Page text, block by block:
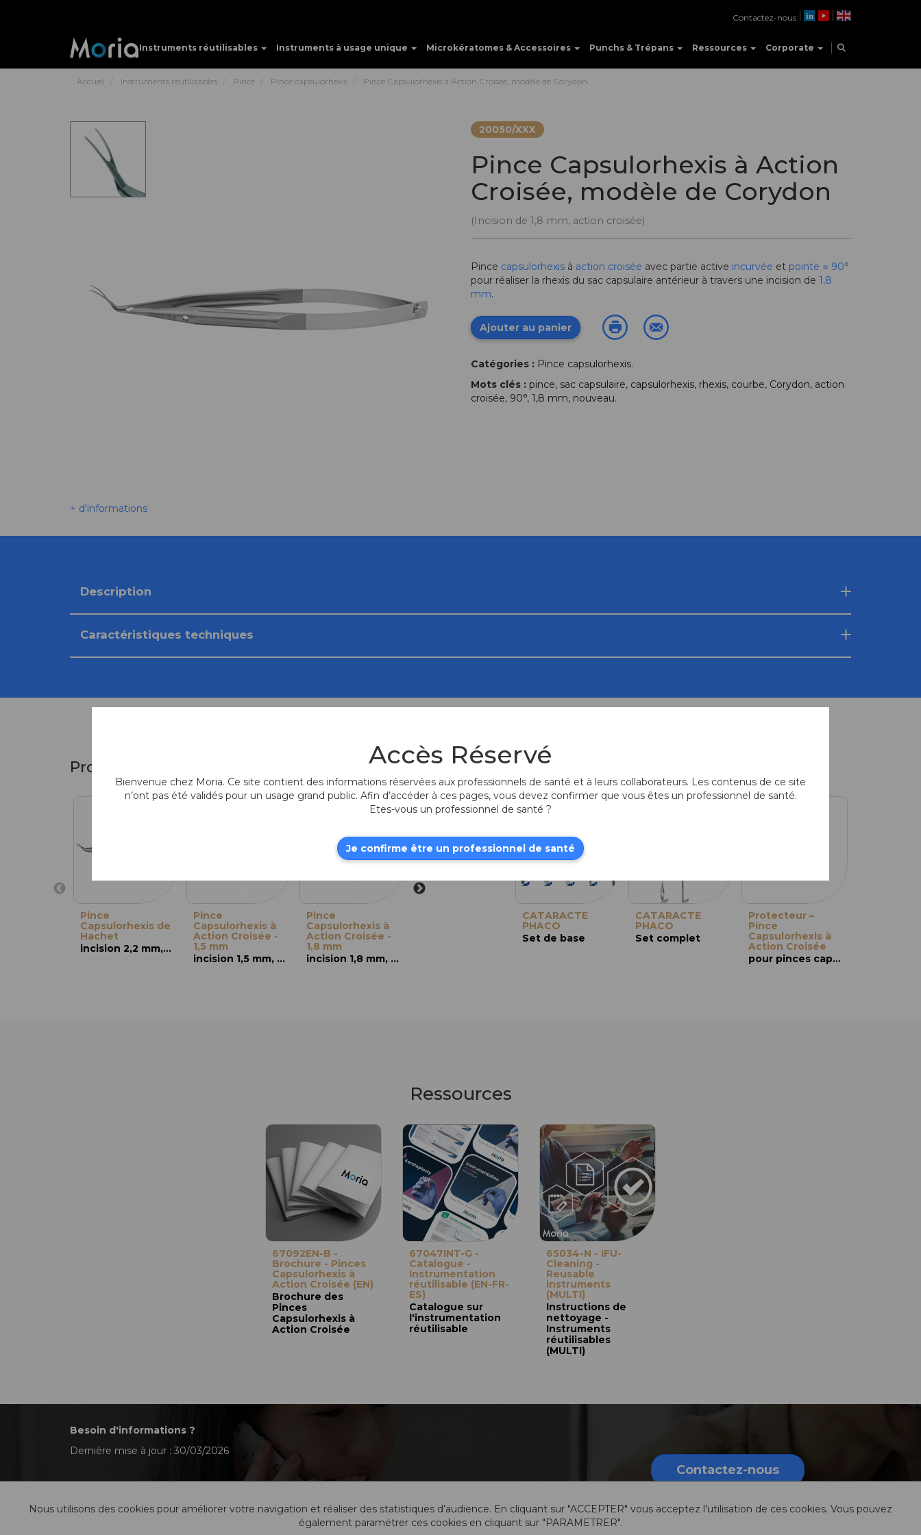
Instruments réutilisables Instruments à usage unique Microkératomes & Accessoires Punchs & Trépans Ressources Corporate
Contactez-nous
Accueil Instruments réutilisables Pince Pince capsulorhexis Pince Capsulorhexis à Action Croisée, modèle de Corydon
+ d'informations
20050/XXX
Pince Capsulorhexis à Action
Croisée, modèle de Corydon
(Incision de 1,8 mm, action croisée)
Pince capsulorhexis à action croisée avec partie active incurvée et pointe ≈ 90°
pour réaliser la rhexis du sac capsulaire antérieur à travers une incision de 1,8
mm.
Ajouter au panier
Catégories : Pince capsulorhexis.
Mots clés : pince, sac capsulaire, capsulorhexis, rhexis, courbe, Corydon, action
croisée, 90°, 1,8 mm, nouveau.
Description
Caractéristiques techniques
Produits similaires
Pince
Capsulorhexis de
Hachet
incision 2,2 mm, action croisée
Pince
Capsulorhexis à
Action Croisée -
1,5 mm
incision 1,5 mm, action croisée
Pince
Capsulorhexis à
Action Croisée -
1,8 mm
incision 1,8 mm, action croisée
Pinces
Capsulorhexis à
Action Croisée,
Pinces
Capsulorhexis à
Action Croisée,
Pointe Dentelée
Produits fréquemment associés
CATARACTE
PHACO
Set de base
CATARACTE
PHACO
Set complet
Protecteur –
Pince
Capsulorhexis à
Action Croisée
pour pinces capsulorhexis à action croisée uniquement
Ressources
67092EN-B -
Brochure - Pinces
Capsulorhexis à
Action Croisée (EN)
Brochure des
Pinces
Capsulorhexis à
Action Croisée
67047INT-G -
Catalogue -
Instrumentation
réutilisable (EN-FR-
ES)
Catalogue sur
l'instrumentation
réutilisable
65034-N - IFU-
Cleaning -
Reusable
instruments
(MULTI)
Instructions de
nettoyage -
Instruments
réutilisables
(MULTI)
Besoin d'informations ?
Dernière mise à jour : 30/03/2026
Contactez-nous
Nous utilisons des cookies pour améliorer votre navigation et réaliser des statistiques d’audience. En cliquant sur "ACCEPTER" vous acceptez l’utilisation de ces cookies. Vous pouvez
également paramétrer ces cookies en cliquant sur "PARAMETRER".
Accès Réservé
Bienvenue chez Moria. Ce site contient des informations réservées aux professionnels de santé et à leurs collaborateurs. Les contenus de ce site
n’ont pas été validés pour un usage grand public. Afin d’accéder à ces pages, vous devez confirmer que vous êtes un professionnel de santé.
Etes-vous un professionnel de santé ?
Je confirme être un professionnel de santé